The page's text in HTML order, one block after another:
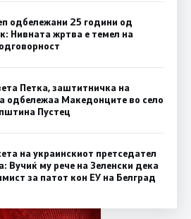
одбележани 25 години од
Нивната жртва е темел на
Петка, заштитничка на
одбележаа Македонците во село
Пустец
на украинскиот претседател
Вучиќ му рече на Зеленски дека
за патот кон ЕУ на Белград